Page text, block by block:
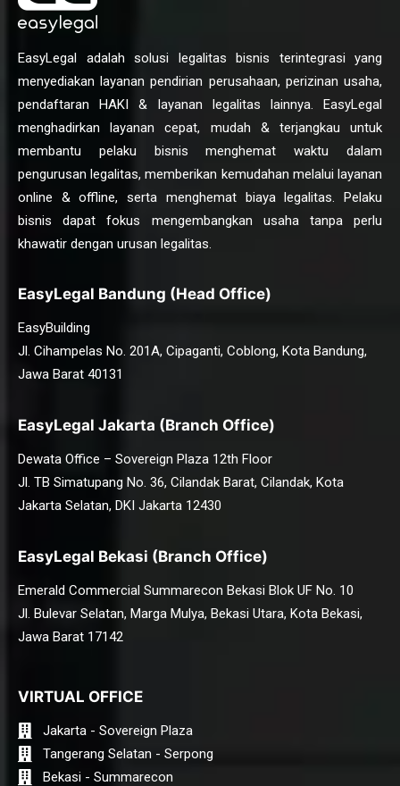
EasyLegal adalah solusi legalitas bisnis terintegrasi yang
menyediakan layanan pendirian perusahaan, perizinan usaha,
pendaftaran HAKI & layanan legalitas lainnya. EasyLegal
menghadirkan layanan cepat, mudah & terjangkau untuk
membantu pelaku bisnis menghemat waktu dalam
pengurusan legalitas, memberikan kemudahan melalui layanan
online & offline, serta menghemat biaya legalitas. Pelaku
bisnis dapat fokus mengembangkan usaha tanpa perlu
khawatir dengan urusan legalitas.
EasyLegal Bandung (Head Office)
EasyBuilding
Jl. Cihampelas No. 201A, Cipaganti, Coblong, Kota Bandung,
Jawa Barat 40131
EasyLegal Jakarta (Branch Office)
Dewata Office – Sovereign Plaza 12th Floor
Jl. TB Simatupang No. 36, Cilandak Barat, Cilandak, Kota
Jakarta Selatan, DKI Jakarta 12430
EasyLegal Bekasi (Branch Office)
Emerald Commercial Summarecon Bekasi Blok UF No. 10
Jl. Bulevar Selatan, Marga Mulya, Bekasi Utara, Kota Bekasi,
Jawa Barat 17142
VIRTUAL OFFICE
Jakarta - Sovereign Plaza
Tangerang Selatan - Serpong
Bekasi - Summarecon